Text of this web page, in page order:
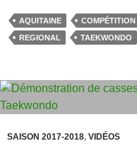
c
e
o
o
k
st
o
o
ail ta
g
AQUITAINE COMPÉTITION
REGIONAL
TAEKWONDO
SAISON 2017-2018, VIDÉOS